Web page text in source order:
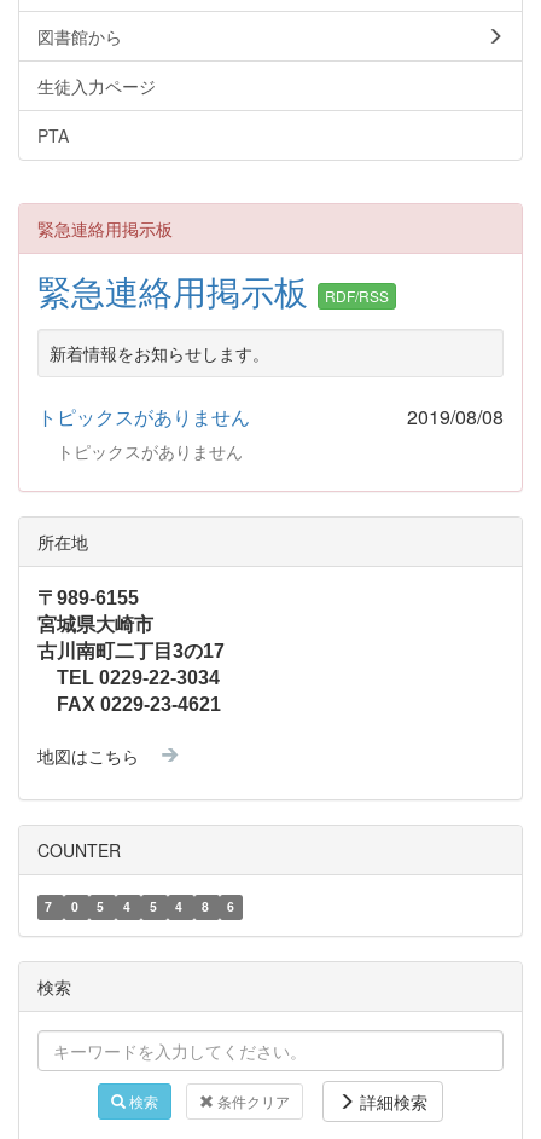
図書館から
生徒入力ページ
PTA
緊急連絡用掲示板
緊急連絡用掲示板 RDF/RSS
新着情報をお知らせします。
トピックスがありません 2019/08/08
トピックスがありません
所在地
〒989-6155
宮城県大崎市
古川南町二丁目3の17
TEL 0229-22-3034
FAX 0229-23-4621
地図はこちら
COUNTER
7 0 5 4 5 4 8 6
検索
検索 条件クリア 詳細検索